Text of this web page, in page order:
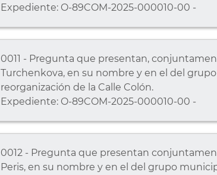
Expediente: O-89COM-2025-000010-00 -
0011 - Pregunta que presentan,
Turchenkova, en su nombre y en el del
reorganización de la Calle Colón.
Expediente: O-89COM-2025-000010-00 -
0012 - Pregunta que presentan
Peris, en su nombre y en el del grupo